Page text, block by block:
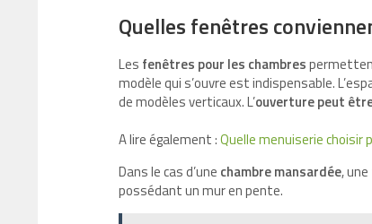
Quelles fenêtres
Les fenêtres pour les chambres
modèle qui s’ouvre est indispensable.
de modèles verticaux. L’ouverture peut
A lire également :Quelle menuiserie choisir
Dans le cas d’une chambre mansardée, une
possédant un mur en pente.